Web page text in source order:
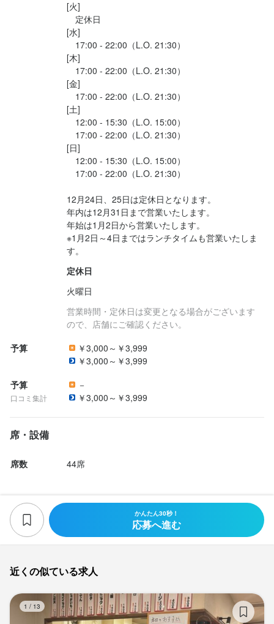
[火]
定休日
[水]
17:00 - 22:00（L.O. 21:30）
[木]
17:00 - 22:00（L.O. 21:30）
[金]
17:00 - 22:00（L.O. 21:30）
[土]
12:00 - 15:30（L.O. 15:00）
17:00 - 22:00（L.O. 21:30）
[日]
12:00 - 15:30（L.O. 15:00）
17:00 - 22:00（L.O. 21:30）
12月24日、25日は定休日となります。
年内は12月31日まで営業いたします。
年始は1月2日から営業いたします。
※1月2日～4日まではランチタイムも営業いたしま
す。
定休日
火曜日
営業時間・定休日は変更となる場合がございます
ので、店舗にご確認ください。
予算
￥3,000～￥3,999
￥3,000～￥3,999
予算
口コミ集計
－
￥3,000～￥3,999
席・設備
席数 44席
かんたん30秒！
応募へ進む
近くの似ている求人
1 / 13